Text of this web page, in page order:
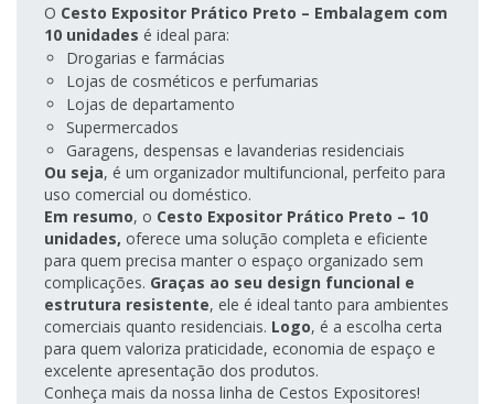
O Cesto Expositor Prático Preto – Embalagem com
10 unidades é ideal para:
Drogarias e farmácias
Lojas de cosméticos e perfumarias
Lojas de departamento
Supermercados
Garagens, despensas e lavanderias residenciais
Ou seja, é um organizador multifuncional, perfeito para
uso comercial ou doméstico.
Em resumo, o Cesto Expositor Prático Preto – 10
unidades, oferece uma solução completa e eficiente
para quem precisa manter o espaço organizado sem
complicações. Graças ao seu design funcional e
estrutura resistente, ele é ideal tanto para ambientes
comerciais quanto residenciais. Logo, é a escolha certa
para quem valoriza praticidade, economia de espaço e
excelente apresentação dos produtos.
Conheça mais da nossa linha de Cestos Expositores!